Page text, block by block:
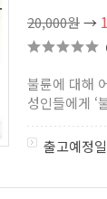
20,000원→
불륜에 대해
성인들에게 ‘
출고예정